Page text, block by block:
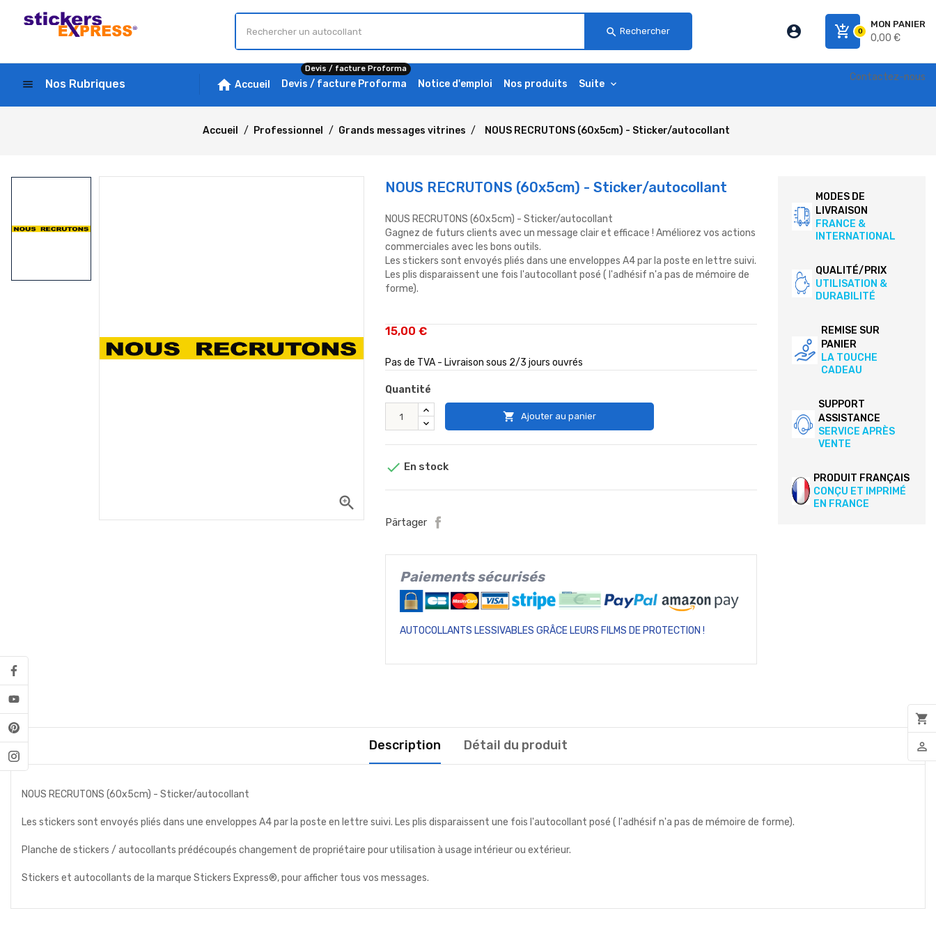
shopping_cart
person_outline
search Rechercher add_shopping_cart 0
MON PANIER
0,00 €
account_circle
Nos Rubriques
menu
Contactez-nous
home Accueil Devis / facture Proforma
Devis / facture Proforma
Notice d'emploi Nos produits Suite
Accueil Professionnel Grands messages vitrines NOUS RECRUTONS (60x5cm) - Sticker/autocollant
zoom_in
NOUS RECRUTONS (60x5cm) - Sticker/autocollant
NOUS RECRUTONS (60x5cm) - Sticker/autocollant
Gagnez de futurs clients avec un message clair et efficace ! Améliorez vos actions
commerciales avec les bons outils.
Les stickers sont envoyés pliés dans une enveloppes A4 par la poste en lettre suivi.
Les plis disparaissent une fois l'autocollant posé ( l'adhésif n'a pas de mémoire de
forme).
15,00 €
Pas de TVA - Livraison sous 2/3 jours ouvrés
Quantité
 Ajouter au panier
 En stock
Pärtager
Paiements sécurisés
AUTOCOLLANTS LESSIVABLES GRÂCE LEURS FILMS DE PROTECTION !
MODES DE
LIVRAISON
FRANCE &
INTERNATIONAL
QUALITÉ/PRIX
UTILISATION &
DURABILITÉ
REMISE SUR
PANIER
LA TOUCHE
CADEAU
SUPPORT
ASSISTANCE
SERVICE APRÈS
VENTE
PRODUIT FRANÇAIS
CONÇU ET IMPRIMÉ
EN FRANCE
Description Détail du produit
NOUS RECRUTONS (60x5cm) - Sticker/autocollant
Les stickers sont envoyés pliés dans une enveloppes A4 par la poste en lettre suivi. Les plis disparaissent une fois l'autocollant posé ( l'adhésif n'a pas de mémoire de forme).
Planche de stickers / autocollants prédécoupés changement de propriétaire pour utilisation à usage intérieur ou extérieur.
Stickers et autocollants de la marque Stickers Express®, pour afficher tous vos messages.